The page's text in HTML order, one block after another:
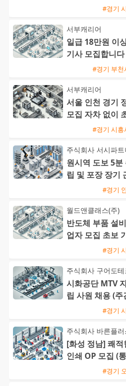
#경기
서부캐리어
일급 18만원 이
기사 모집합니
#경기 부천
서부캐리어
서울 인천 경기
모집 자차 없이
#경기 시흥
주식회사 서시파트
원시역 도보 5
립 및 포장 장기
#경기
월드앤클래스(주)
반도체 부품 설
업자 모집 초보
#경기
주식회사 구어도테
시화공단 MTV
립 사원 채용 (
#경기
주식회사 바른플러
[화성 정남] 쾌
인쇄 OP 모집 (
#경기